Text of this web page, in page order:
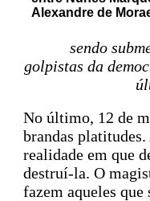
sendo
golpistas da
No último, 12 de
brandas
realidade em que
destruí-la. O
fazem aqueles